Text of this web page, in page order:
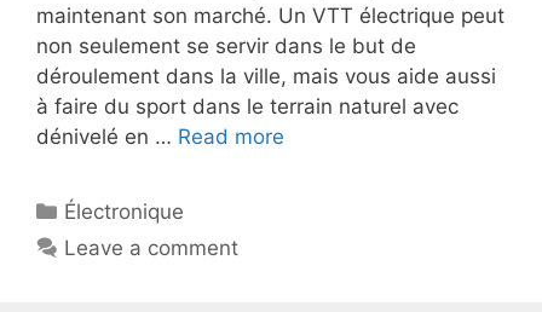
maintenant son marché. Un VTT électrique peut
non seulement se servir dans le but de
déroulement dans la ville, mais vous aide aussi
à faire du sport dans le terrain naturel avec
dénivelé en … Read more
Électronique
Leave a comment